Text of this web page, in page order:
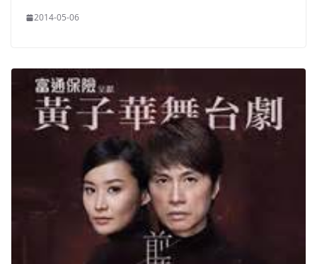
2014-05-06